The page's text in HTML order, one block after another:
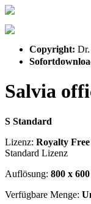
Copyright:
Salvia
S Standard
Lizenz: Royalty Free
Standard Lizenz
Auflösung: 800 x
Verfügbare Menge: